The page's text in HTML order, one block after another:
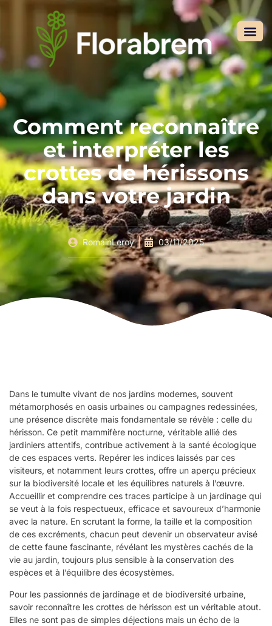
Comment reconnaître
et interpréter les
crottes de hérissons
dans votre jardin
RomainLeroy 03/11/2025
Dans le tumulte vivant de nos jardins modernes, souvent
métamorphosés en oasis urbaines ou campagnes redessinées,
une présence discrète mais fondamentale se révèle : celle du
hérisson. Ce petit mammifère nocturne, véritable allié des
jardiniers attentifs, contribue activement à la santé écologique
de ces espaces verts. Repérer les indices laissés par ces
visiteurs, et notamment leurs crottes, offre un aperçu précieux
sur la biodiversité locale et les équilibres naturels à l’œuvre.
Accueillir et comprendre ces traces participe à un jardinage qui
se veut à la fois respectueux, efficace et savoureux d’harmonie
avec la nature. En scrutant la forme, la taille et la composition
de ces excréments, chacun peut devenir un observateur avisé
de cette faune fascinante, révélant les mystères cachés de la
vie au jardin, toujours plus sensible à la conservation des
espèces et à l’équilibre des écosystèmes.
Pour les passionnés de jardinage et de biodiversité urbaine,
savoir reconnaître les crottes de hérisson est un véritable atout.
Elles ne sont pas de simples déjections mais un écho de la